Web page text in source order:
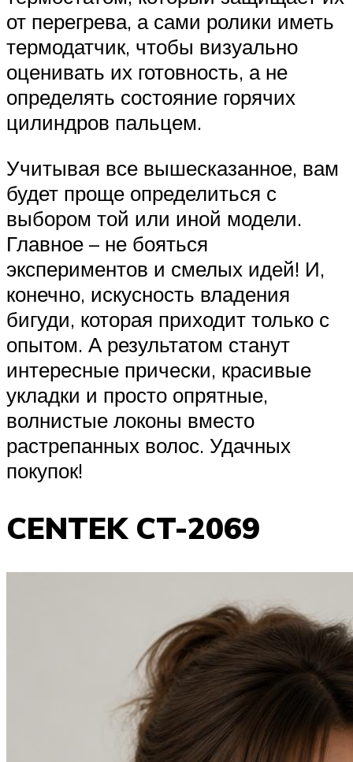
от перегрева, а сами ролики иметь
термодатчик, чтобы визуально
оценивать их готовность, а не
определять состояние горячих
цилиндров пальцем.
Учитывая все вышесказанное, вам
будет проще определиться с
выбором той или иной модели.
Главное – не бояться
экспериментов и смелых идей! И,
конечно, искусность владения
бигуди, которая приходит только с
опытом. А результатом станут
интересные прически, красивые
укладки и просто опрятные,
волнистые локоны вместо
растрепанных волос. Удачных
покупок!
CENTEK CT-2069